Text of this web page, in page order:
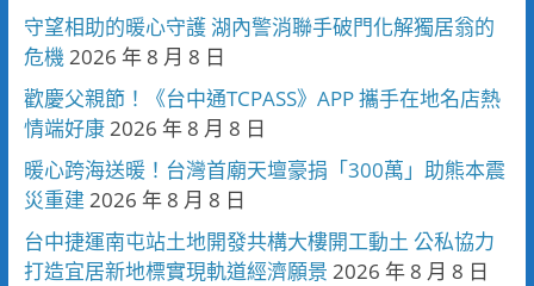
守望相助的暖心守護 湖內警消聯手破門化解獨居翁的
危機 2026 年 8 月 8 日
歡慶父親節！《台中通TCPASS》APP 攜手在地名店熱
情端好康 2026 年 8 月 8 日
暖心跨海送暖！台灣首廟天壇豪捐「300萬」助熊本震
災重建 2026 年 8 月 8 日
台中捷運南屯站土地開發共構大樓開工動土 公私協力
打造宜居新地標實現軌道經濟願景 2026 年 8 月 8 日